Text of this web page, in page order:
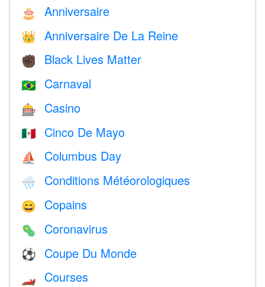
🎂 Anniversaire
👑 Anniversaire De La Reine
✊🏿 Black Lives Matter
🇧🇷 Carnaval
🎰 Casino
🇲🇽 Cinco De Mayo
⛵️ Columbus Day
🌧 Conditions Météorologiques
😄 Copains
🦠 Coronavirus
⚽ Coupe Du Monde
🏎 Courses